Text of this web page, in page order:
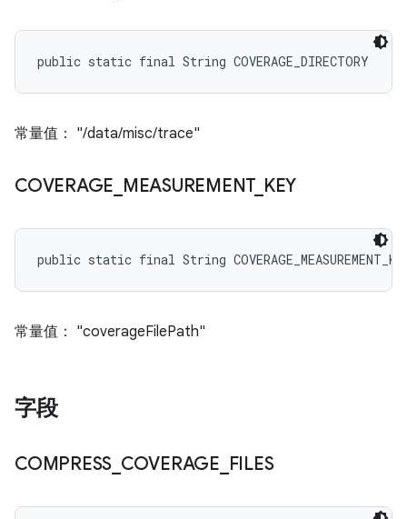
public static final String COVERAGE_DIRECTORY
常量值： "/data/misc/trace"
COVERAGE MEASUREMENT_ KEY
public static final String
常量值： "coverageFilePath"
字段
COMPRESS COVERAGE FILES